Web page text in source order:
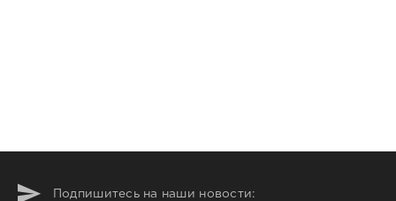
Подпишитесь на наши новости: